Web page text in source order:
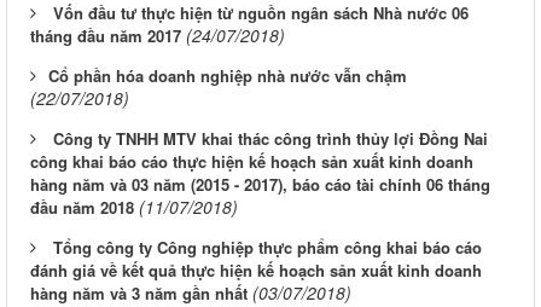
Vốn đầu tư thực hiện từ nguồn ngân sách Nhà nước 06
tháng đầu năm 2017 (24/07/2018)
​Cổ phần hóa doanh nghiệp nhà nước vẫn chậm
(22/07/2018)
Công ty TNHH MTV khai thác công trình thủy lợi Đồng Nai
công khai báo cáo thực hiện kế hoạch sản xuất kinh doanh
hàng năm và 03 năm (2015 - 2017), báo cáo tài chính 06 tháng
đầu năm 2018 (11/07/2018)
Tổng công ty Công nghiệp thực phẩm công khai báo cáo
đánh giá về kết quả thực hiện kế hoạch sản xuất kinh doanh
hàng năm và 3 năm gần nhất (03/07/2018)